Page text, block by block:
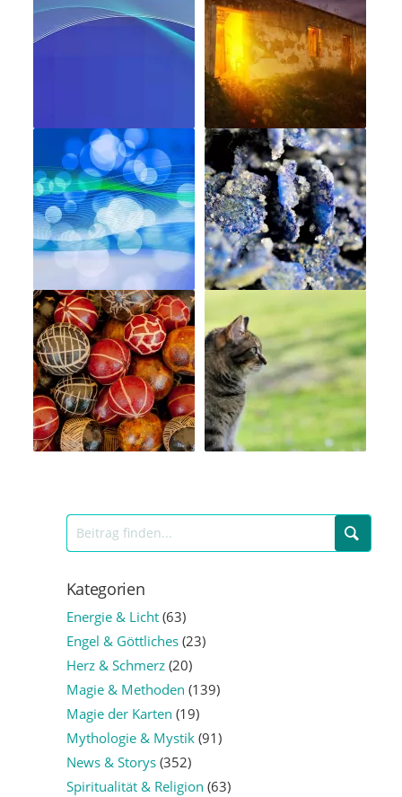
Kategorien
Energie & Licht(63)
Engel & Göttliches(23)
Herz & Schmerz(20)
Magie & Methoden (139)
Magie der Karten (19)
Mythologie & Mystik(91)
News & Storys(352)
Spiritualität & Religion (63)